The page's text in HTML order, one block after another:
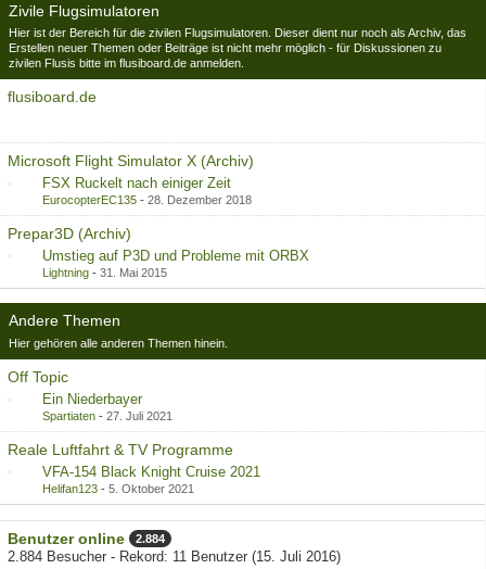
Zivile Flugsimulatoren
Hier ist der Bereich für die zivilen Flugsimulatoren. Dieser dient nur noch als Archiv, das
Erstellen neuer Themen oder Beiträge ist nicht mehr möglich - für Diskussionen zu
zivilen Flusis bitte im flusiboard.de anmelden.
flusiboard.de
Microsoft Flight Simulator X (Archiv)
FSX Ruckelt nach einiger Zeit
EurocopterEC135 - 28. Dezember 2018
Prepar3D (Archiv)
Umstieg auf P3D und Probleme mit ORBX
Lightning - 31. Mai 2015
Andere Themen
Hier gehören alle anderen Themen hinein.
Off Topic
Ein Niederbayer
Spartiaten - 27. Juli 2021
Reale Luftfahrt & TV Programme
VFA-154 Black Knight Cruise 2021
Helifan123 - 5. Oktober 2021
Benutzer online 2.884
2.884 Besucher - Rekord: 11 Benutzer (15. Juli 2016)